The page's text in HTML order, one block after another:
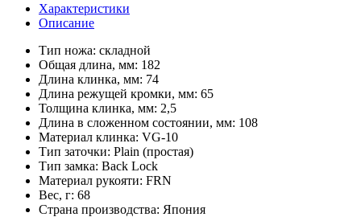
Характеристики
Описание
Тип ножа: складной
Общая длина, мм: 182
Длина клинка, мм: 74
Длина режущей кромки, мм: 65
Толщина клинка, мм: 2,5
Длина в сложенном состоянии, мм: 108
Материал клинка: VG-10
Тип заточки: Plain (простая)
Тип замка: Back Lock
Материал рукояти: FRN
Вес, г: 68
Страна производства: Япония